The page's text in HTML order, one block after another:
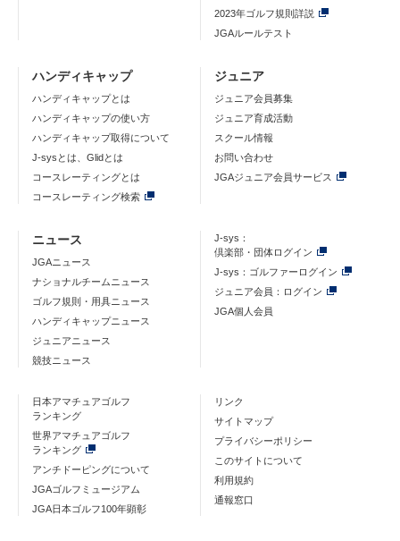
2023年ゴルフ規則詳説
JGAルールテスト
ハンディキャップ
ハンディキャップとは
ハンディキャップの使い方
ハンディキャップ取得について
J-sysとは、Glidとは
コースレーティングとは
コースレーティング検索
ジュニア
ジュニア会員募集
ジュニア育成活動
スクール情報
お問い合わせ
JGAジュニア会員サービス
ニュース
JGAニュース
ナショナルチームニュース
ゴルフ規則・用具ニュース
ハンディキャップニュース
ジュニアニュース
競技ニュース
J-sys：
倶楽部・団体ログイン
J-sys：ゴルファーログイン
ジュニア会員：ログイン
JGA個人会員
日本アマチュアゴルフ
ランキング
世界アマチュアゴルフ
ランキング
アンチドーピングについて
JGAゴルフミュージアム
JGA日本ゴルフ100年顕彰
リンク
サイトマップ
プライバシーポリシー
このサイトについて
利用規約
通報窓口